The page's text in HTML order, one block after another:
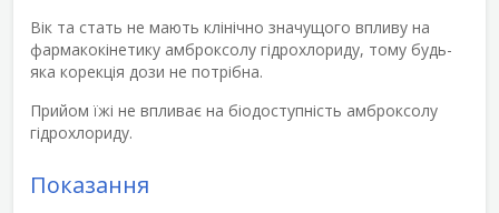
Вік та стать не мають клінічно значущого впливу на
фармакокінетику амброксолу гідрохлориду, тому будь-
яка корекція дози не потрібна.
Прийом їжі не впливає на біодоступність амброксолу
гідрохлориду.
Показання